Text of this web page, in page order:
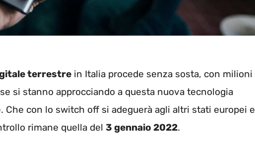
terrestre in Italia procede senza sosta, con milioni
si stanno approcciando a questa nuova tecnologia
Che con lo switch off si adeguerà agli altri stati europei e
rimane quella del 3 gennaio 2022.